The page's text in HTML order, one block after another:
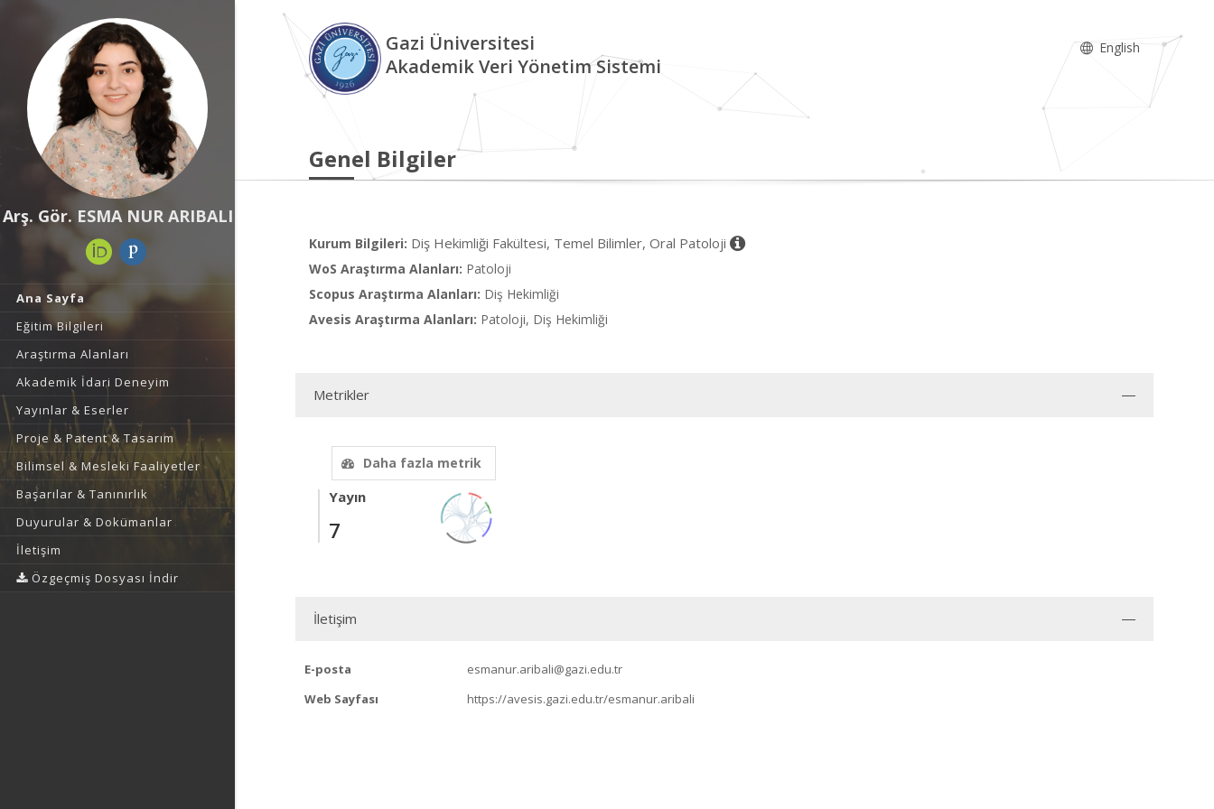
Arş. Gör. ESMA NUR ARIBALI
Ana Sayfa
Eğitim Bilgileri
Araştırma Alanları
Akademik İdari Deneyim
Yayınlar & Eserler
Proje & Patent & Tasarım
Bilimsel & Mesleki Faaliyetler
Başarılar & Tanınırlık
Duyurular & Dokümanlar
İletişim
Özgeçmiş Dosyası İndir
Gazi Üniversitesi
Akademik Veri Yönetim Sistemi
English
Genel Bilgiler
Kurum Bilgileri: Diş Hekimliği Fakültesi, Temel Bilimler, Oral Patoloji
WoS Araştırma Alanları: Patoloji
Scopus Araştırma Alanları: Diş Hekimliği
Avesis Araştırma Alanları: Patoloji, Diş Hekimliği
Metrikler
Daha fazla metrik
Yayın
7
İletişim
E-posta
esmanur.aribali@gazi.edu.tr
Web Sayfası
https://avesis.gazi.edu.tr/esmanur.aribali